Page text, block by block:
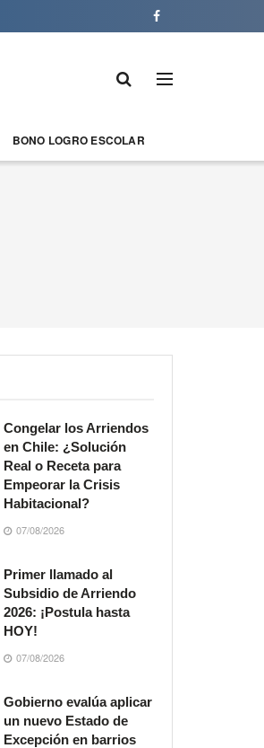
BONO LOGRO ESCOLAR
Congelar los Arriendos
en Chile: ¿Solución
Real o Receta para
Empeorar la Crisis
Habitacional?
07/08/2026
Primer llamado al
Subsidio de Arriendo
2026: ¡Postula hasta
HOY!
07/08/2026
Gobierno evalúa aplicar
un nuevo Estado de
Excepción en barrios